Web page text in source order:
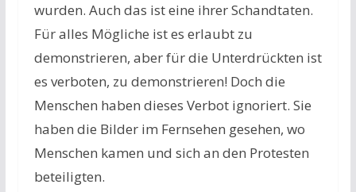
wurden. Auch das ist eine ihrer Schandtaten.
Für alles Mögliche ist es erlaubt zu
demonstrieren, aber für die Unterdrückten ist
es verboten, zu demonstrieren! Doch die
Menschen haben dieses Verbot ignoriert. Sie
haben die Bilder im Fernsehen gesehen, wo
Menschen kamen und sich an den Protesten
beteiligten.